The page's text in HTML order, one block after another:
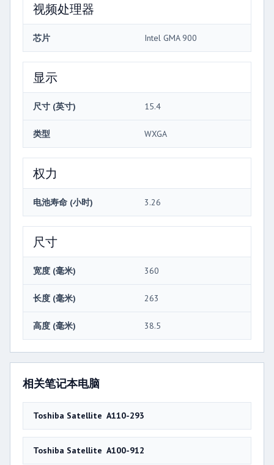
视频处理器
芯片 Intel GMA 900
显示
尺寸 (英寸) 15.4
类型 WXGA
权力
电池寿命 (小时) 3.26
尺寸
宽度 (毫米) 360
长度 (毫米) 263
高度 (毫米) 38.5
相关笔记本电脑
Toshiba Satellite A110-293
Toshiba Satellite A100-912